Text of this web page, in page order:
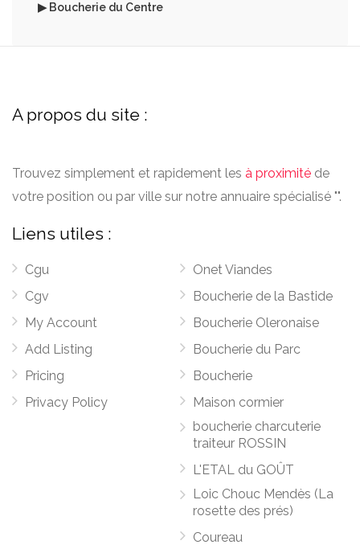
▶ Boucherie du Centre
A propos du site :
Trouvez simplement et rapidement les à proximité de
votre position ou par ville sur notre annuaire spécialisé "".
Liens utiles :
Cgu
Cgv
My Account
Add Listing
Pricing
Privacy Policy
Onet Viandes
Boucherie de la Bastide
Boucherie Oleronaise
Boucherie du Parc
Boucherie
Maison cormier
boucherie charcuterie
traiteur ROSSIN
L'ETAL du GOÛT
Loic Chouc Mendès (La
rosette des prés)
Coureau